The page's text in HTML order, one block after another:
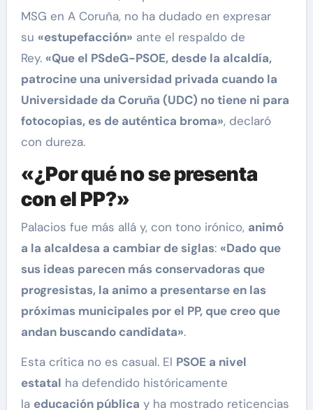
MSG en A Coruña, no ha dudado en expresar
su «estupefacción» ante el respaldo de
Rey. «Que el PSdeG-PSOE, desde la alcaldía,
patrocine una universidad privada cuando la
Universidade da Coruña (UDC) no tiene ni para
fotocopias, es de auténtica broma», declaró
con dureza.
«¿Por qué no se presenta
con el PP?»
Palacios fue más allá y, con tono irónico, animó
a la alcaldesa a cambiar de siglas: «Dado que
sus ideas parecen más conservadoras que
progresistas, la animo a presentarse en las
próximas municipales por el PP, que creo que
andan buscando candidata».
Esta crítica no es casual. El PSOE a nivel
estatal ha defendido históricamente
la educación pública y ha mostrado reticencias